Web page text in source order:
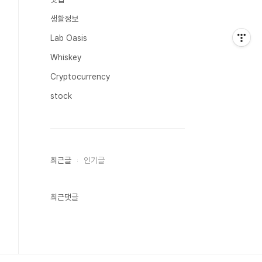
생활정보
Lab Oasis
Whiskey
Cryptocurrency
stock
최근글 인기글
최근댓글